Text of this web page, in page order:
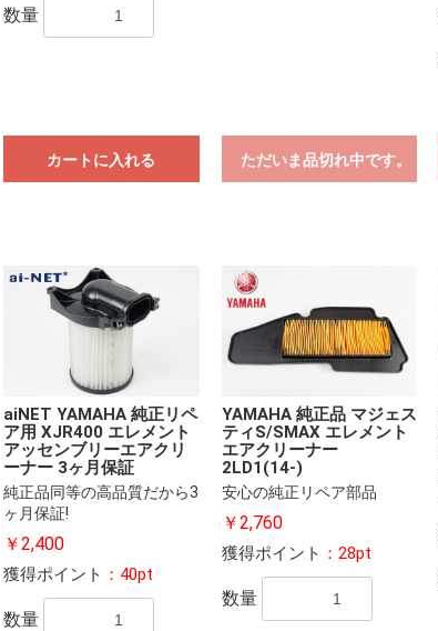
数量
カートに入れる ただいま品切れ中です。
aiNET YAMAHA 純正リペ
ア用 XJR400 エレメント
アッセンブリーエアクリ
ーナー 3ヶ月保証
純正品同等の高品質だから3
ヶ月保証!
￥2,400
獲得ポイント ：40pt
数量
YAMAHA 純正品 マジェス
ティS/SMAX エレメント
エアクリーナー
2LD1(14-)
安心の純正リペア部品
￥2,760
獲得ポイント ：28pt
数量